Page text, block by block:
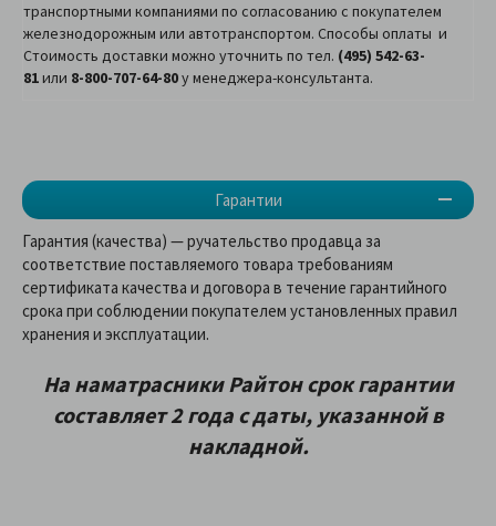
Гарантии
транспортными компаниями по согласованию с покупателем
железнодорожным или автотранспортом. Способы оплаты и
Стоимость доставки можно уточнить по тел. (495) 542-63-
81или 8-800-707-64-80у менеджера-консультанта.
Гарантия (качества) — ручательство продавца за
соответствие поставляемого товара требованиям
сертификата качества и договора в течение гарантийного
срока при соблюдении покупателем установленных правил
хранения и эксплуатации.
На наматрасники Райтонсрок гарантии
составляет 2 года с даты, указанной в
накладной.